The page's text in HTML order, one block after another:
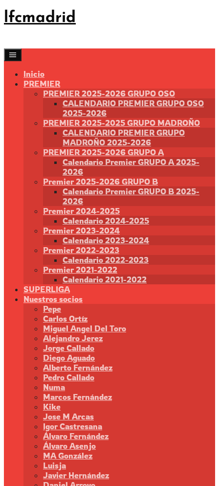
Saltar
al
lfcmadrid
Inicio
PREMIER
PREMIER 2025-2026 GRUPO OSO
CALENDARIO PREMIER GRUPO OSO
2025-2026
PREMIER 2025-2025 GRUPO MADROÑO
CALENDARIO PREMIER GRUPO
MADROÑO 2025-2026
PREMIER 2025-2026 GRUPO A
Calendario Premier GRUPO A 2025-
2026
Premier 2025-2026 GRUPO B
Calendario Premier GRUPO B 2025-
2026
Premier 2024-2025
Calendario 2024-2025
Premier 2023-2024
Calendario 2023-2024
Premier 2022-2023
Calendario 2022-2023
Premier 2021-2022
Calendario 2021-2022
SUPERLIGA
Nuestros socios
Pepe
Carlos Ortíz
Miguel Angel Del Toro
Alejandro Jerez
Jorge Callado
Diego Aguado
Alberto Fernández
Pedro Callado
Numa
Marcos Fernández
Kike
Jose M Arcas
Igor Castresana
Álvaro Fernández
Álvaro Asenjo
MA González
Luisja
Javier Hernández